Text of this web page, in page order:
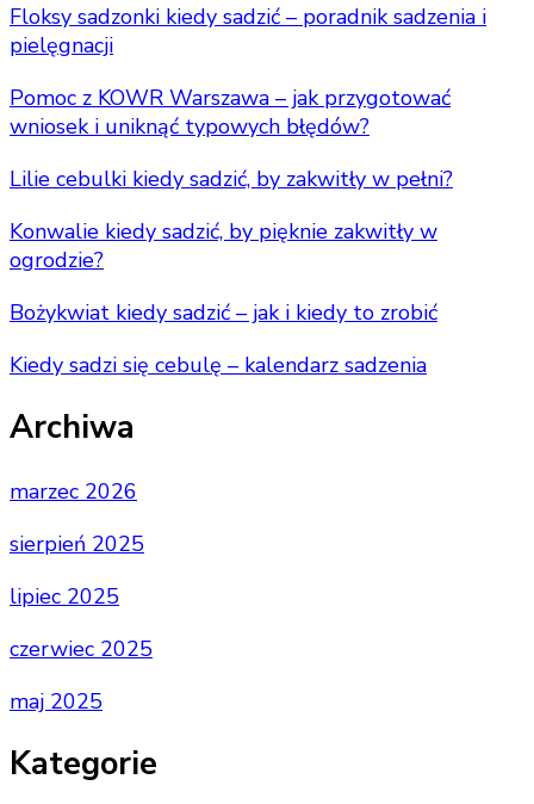
Floksy sadzonki kiedy sadzić – poradnik sadzenia i
pielęgnacji
Pomoc z KOWR Warszawa – jak przygotować
wniosek i uniknąć typowych błędów?
Lilie cebulki kiedy sadzić, by zakwitły w pełni?
Konwalie kiedy sadzić, by pięknie zakwitły w
ogrodzie?
Bożykwiat kiedy sadzić – jak i kiedy to zrobić
Kiedy sadzi się cebulę – kalendarz sadzenia
Archiwa
marzec 2026
sierpień 2025
lipiec 2025
czerwiec 2025
maj 2025
Kategorie